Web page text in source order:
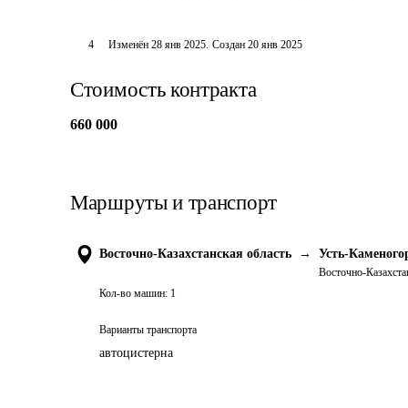
4 Изменён 28 янв 2025. Создан 20 янв 2025
Стоимость контракта
660 000
Маршруты и транспорт
Восточно-Казахстанская область → Усть-
Восточно-
Кол-во машин: 1
Варианты транспорта
автоцистерна